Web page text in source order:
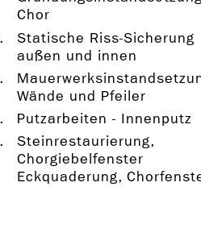
Chor
Statische Riss-Sicherung
außen und innen
Wände und Pfeiler
Putzarbeiten - Innenputz
Steinrestaurierung,
Chorgiebelfenster
Eckquaderung,